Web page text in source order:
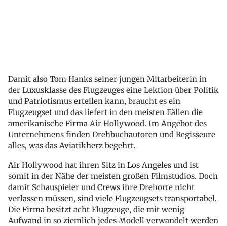
Damit also Tom Hanks seiner jungen Mitarbeiterin in
der Luxusklasse des Flugzeuges eine Lektion über Politik
und Patriotismus erteilen kann, braucht es ein
Flugzeugset und das liefert in den meisten Fällen die
amerikanische Firma Air Hollywood. Im Angebot des
Unternehmens finden Drehbuchautoren und Regisseure
alles, was das Aviatikherz begehrt.
Air Hollywood hat ihren Sitz in Los Angeles und ist
somit in der Nähe der meisten großen Filmstudios. Doch
damit Schauspieler und Crews ihre Drehorte nicht
verlassen müssen, sind viele Flugzeugsets transportabel.
Die Firma besitzt acht Flugzeuge, die mit wenig
Aufwand in so ziemlich jedes Modell verwandelt werden